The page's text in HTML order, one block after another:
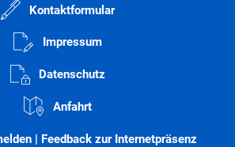
Kontaktformular
Impressum
Datenschutz
Anfahrt
| Feedback zur Internetpräsenz